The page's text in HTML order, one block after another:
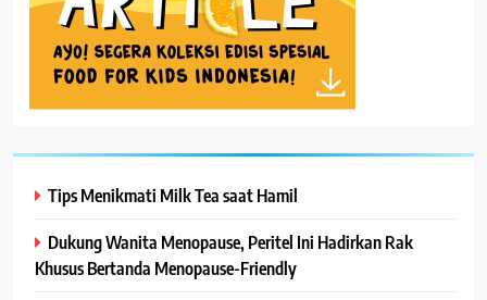
Tips Menikmati Milk Tea saat Hamil
Dukung Wanita Menopause, Peritel Ini Hadirkan Rak
Khusus Bertanda Menopause-Friendly